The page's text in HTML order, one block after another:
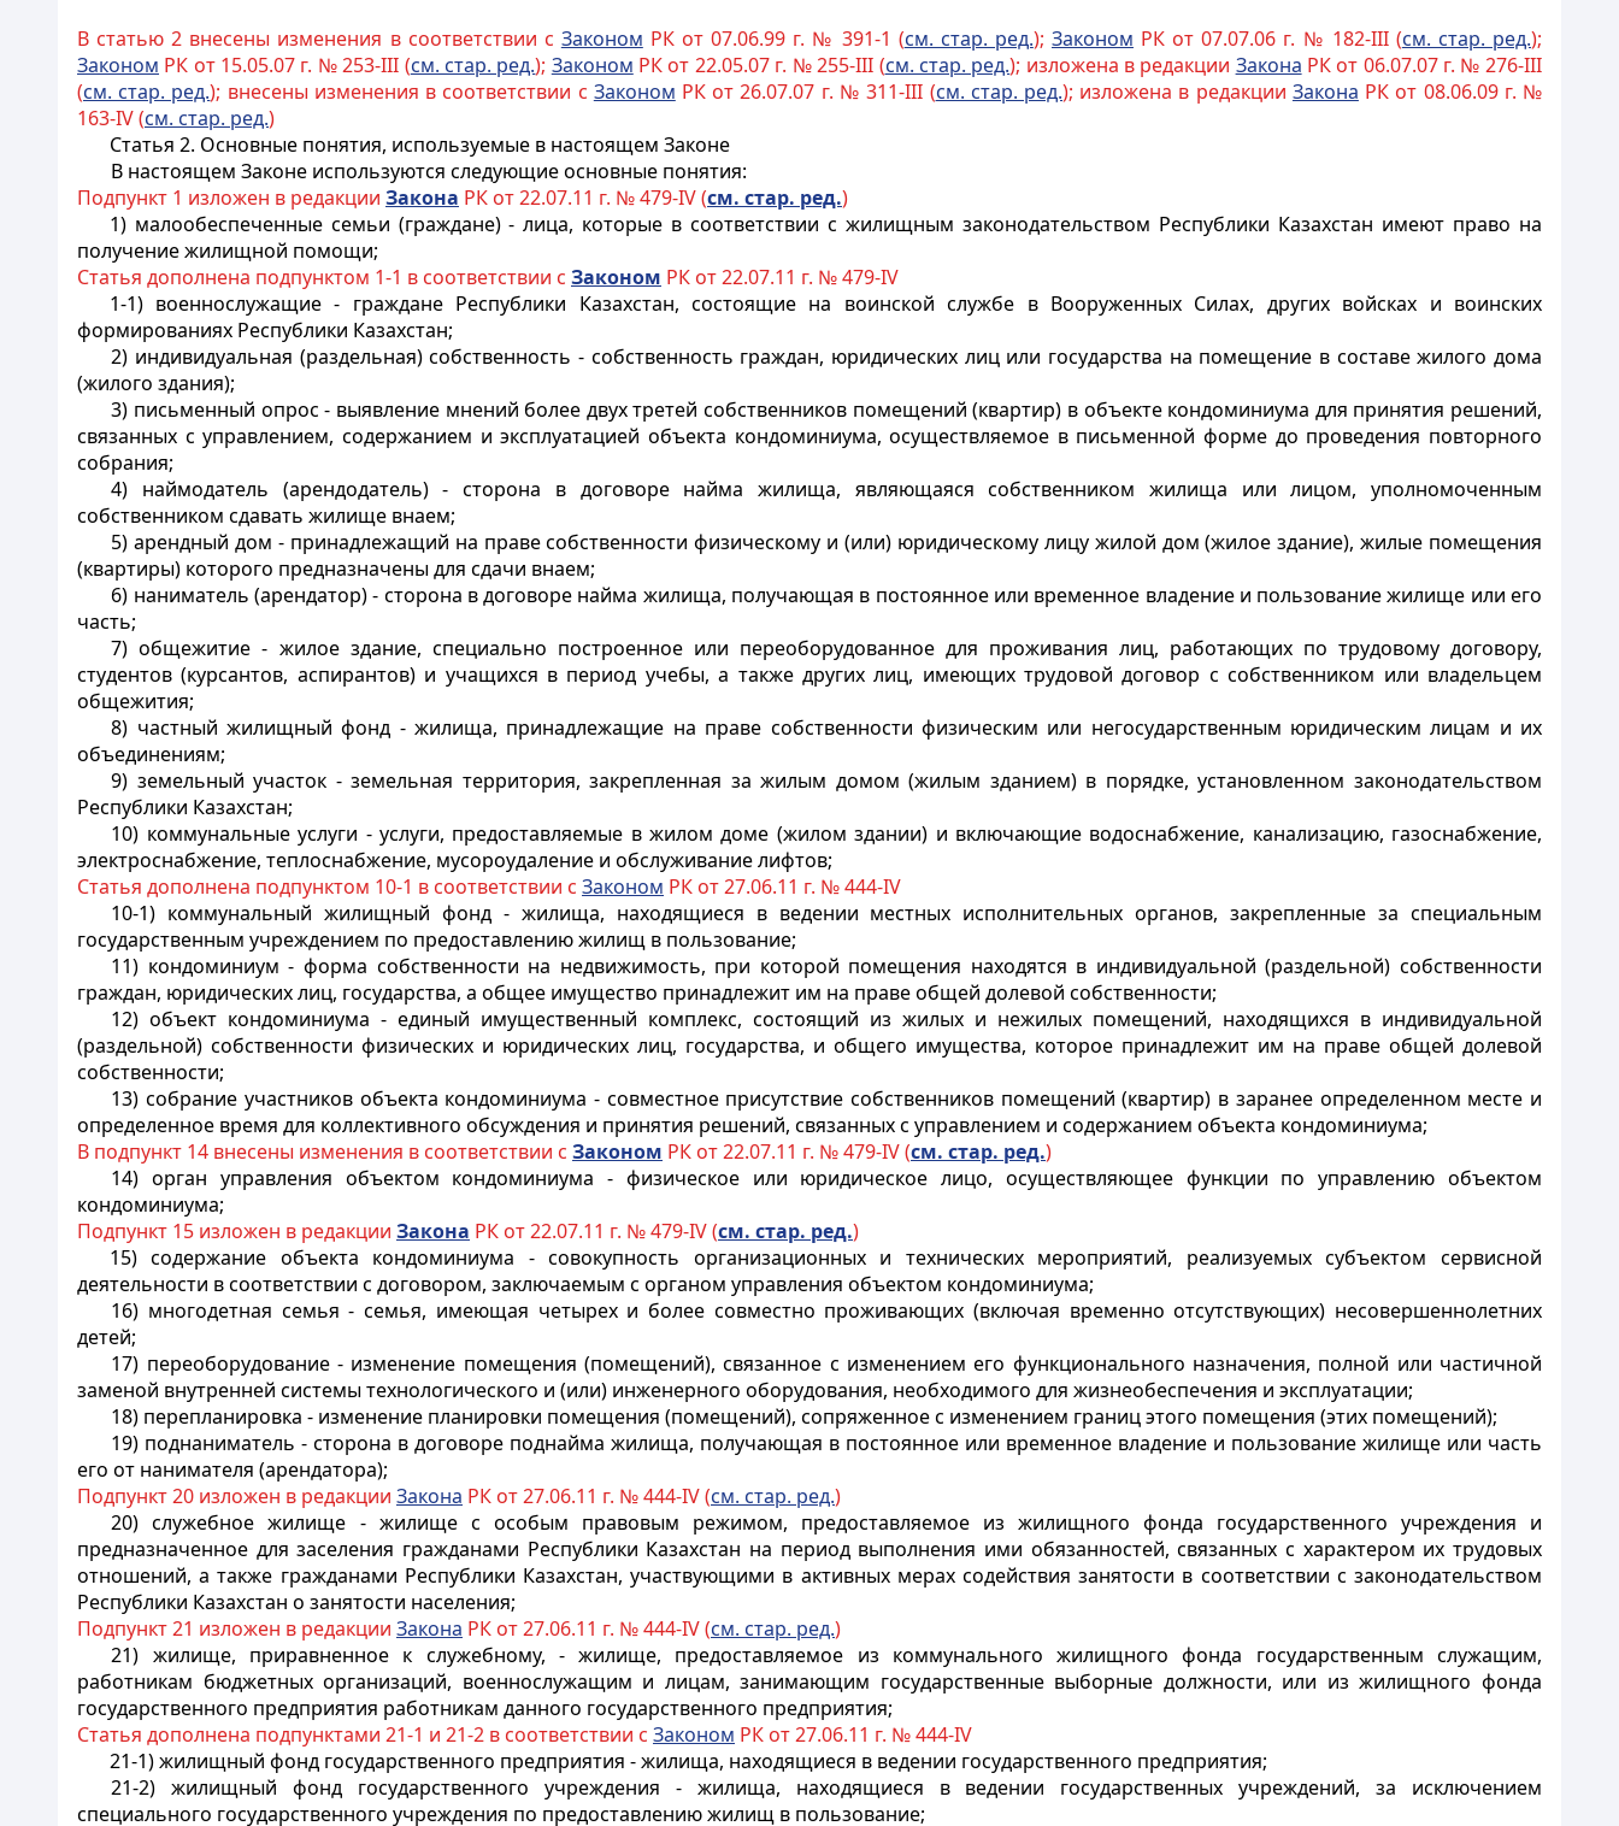
В статью 2 внесены изменения в соответствии с Законом РК от 07.06.99 г. № 391-1 (см. стар. ред.); Законом РК от 07.07.06 г. № 182-III (см. стар. ред.);
Законом РК от 15.05.07 г. № 253-III (см. стар. ред.); Законом РК от 22.05.07 г. № 255-III (см. стар. ред.); изложена в редакции Закона РК от 06.07.07 г. № 276-III
(см. стар. ред.); внесены изменения в соответствии с Законом РК от 26.07.07 г. № 311-III (см. стар. ред.); изложена в редакции Закона РК от 08.06.09 г. №
163-IV (см. стар. ред.)
Статья 2. Основные понятия, используемые в настоящем Законе
В настоящем Законе используются следующие основные понятия:
Подпункт 1 изложен в редакции Закона РК от 22.07.11 г. № 479-IV (см. стар. ред.)
1) малообеспеченные семьи (граждане) - лица, которые в соответствии с жилищным законодательством Республики Казахстан имеют право на
получение жилищной помощи;
Статья дополнена подпунктом 1-1 в соответствии с Законом РК от 22.07.11 г. № 479-IV
1-1) военнослужащие - граждане Республики Казахстан, состоящие на воинской службе в Вооруженных Силах, других войсках и воинских
формированиях Республики Казахстан;
2) индивидуальная (раздельная) собственность - собственность граждан, юридических лиц или государства на помещение в составе жилого дома
(жилого здания);
3) письменный опрос - выявление мнений более двух третей собственников помещений (квартир) в объекте кондоминиума для принятия решений,
связанных с управлением, содержанием и эксплуатацией объекта кондоминиума, осуществляемое в письменной форме до проведения повторного
собрания;
4) наймодатель (арендодатель) - сторона в договоре найма жилища, являющаяся собственником жилища или лицом, уполномоченным
собственником сдавать жилище внаем;
5) арендный дом - принадлежащий на праве собственности физическому и (или) юридическому лицу жилой дом (жилое здание), жилые помещения
(квартиры) которого предназначены для сдачи внаем;
6) наниматель (арендатор) - сторона в договоре найма жилища, получающая в постоянное или временное владение и пользование жилище или его
часть;
7) общежитие - жилое здание, специально построенное или переоборудованное для проживания лиц, работающих по трудовому договору,
студентов (курсантов, аспирантов) и учащихся в период учебы, а также других лиц, имеющих трудовой договор с собственником или владельцем
общежития;
8) частный жилищный фонд - жилища, принадлежащие на праве собственности физическим или негосударственным юридическим лицам и их
объединениям;
9) земельный участок - земельная территория, закрепленная за жилым домом (жилым зданием) в порядке, установленном законодательством
Республики Казахстан;
10) коммунальные услуги - услуги, предоставляемые в жилом доме (жилом здании) и включающие водоснабжение, канализацию, газоснабжение,
электроснабжение, теплоснабжение, мусороудаление и обслуживание лифтов;
Статья дополнена подпунктом 10-1 в соответствии с Законом РК от 27.06.11 г. № 444-IV
10-1) коммунальный жилищный фонд - жилища, находящиеся в ведении местных исполнительных органов, закрепленные за специальным
государственным учреждением по предоставлению жилищ в пользование;
11) кондоминиум - форма собственности на недвижимость, при которой помещения находятся в индивидуальной (раздельной) собственности
граждан, юридических лиц, государства, а общее имущество принадлежит им на праве общей долевой собственности;
12) объект кондоминиума - единый имущественный комплекс, состоящий из жилых и нежилых помещений, находящихся в индивидуальной
(раздельной) собственности физических и юридических лиц, государства, и общего имущества, которое принадлежит им на праве общей долевой
собственности;
13) собрание участников объекта кондоминиума - совместное присутствие собственников помещений (квартир) в заранее определенном месте и
определенное время для коллективного обсуждения и принятия решений, связанных с управлением и содержанием объекта кондоминиума;
В подпункт 14 внесены изменения в соответствии с Законом РК от 22.07.11 г. № 479-IV (см. стар. ред.)
14) орган управления объектом кондоминиума - физическое или юридическое лицо, осуществляющее функции поуправлению объектом
кондоминиума;
Подпункт 15 изложен в редакции Закона РК от 22.07.11 г. № 479-IV (см. стар. ред.)
15) содержание объекта кондоминиума - совокупность организационных и технических мероприятий, реализуемых субъектом сервисной
деятельности в соответствии с договором, заключаемым с органом управления объектом кондоминиума;
16) многодетная семья - семья, имеющая четырех и более совместно проживающих (включая временно отсутствующих) несовершеннолетних
детей;
17) переоборудование - изменение помещения (помещений), связанное с изменением его функционального назначения, полной или частичной
заменой внутренней системы технологического и (или) инженерного оборудования, необходимого для жизнеобеспечения и эксплуатации;
18) перепланировка - изменение планировки помещения (помещений), сопряженное с изменением границ этого помещения (этих помещений);
19) поднаниматель - сторона в договоре поднайма жилища, получающая в постоянное или временное владение и пользование жилище или часть
его от нанимателя (арендатора);
Подпункт 20 изложен в редакции Закона РК от 27.06.11 г. № 444-IV (см. стар. ред.)
20)служебное жилище - жилище с особым правовым режимом, предоставляемое из жилищного фонда государственного учреждения и
предназначенное для заселения гражданами Республики Казахстан на период выполнения ими обязанностей, связанных с характером их трудовых
отношений, а также гражданами Республики Казахстан, участвующими в активных мерах содействия занятости в соответствии с законодательством
Республики Казахстан о занятости населения;
Подпункт 21 изложен в редакции Закона РК от 27.06.11 г. № 444-IV (см. стар. ред.)
21) жилище, приравненное к служебному, - жилище, предоставляемое из коммунального жилищного фонда государственным служащим,
работникам бюджетных организаций, военнослужащим и лицам, занимающим государственные выборные должности, или из жилищного фонда
государственного предприятия работникам данного государственного предприятия;
Статья дополнена подпунктами 21-1 и 21-2 в соответствии с Законом РК от 27.06.11 г. № 444-IV
21-1) жилищный фонд государственного предприятия - жилища, находящиеся в ведении государственного предприятия;
21-2) жилищный фонд государственного учреждения - жилища, находящиеся в ведении государственных учреждений, за исключением
специального государственного учреждения по предоставлению жилищ в пользование;